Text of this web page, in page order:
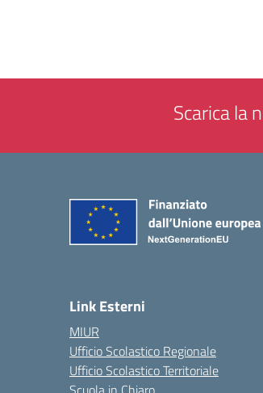
Scarica la
Link Esterni
MIUR
Ufficio Scolastico Regionale
Ufficio Scolastico Territoriale